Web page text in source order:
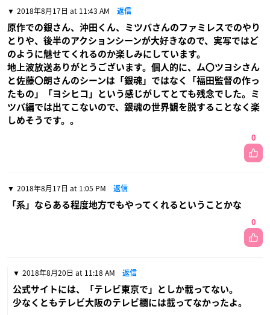
2018年8月17日 at 11:43 AM 返信
原作での銀さん、沖田くん、ミツバさんのファミレスでのやり
とりや、後半のアクションシーンが大好きなので、実写ではど
のように魅せてくれるのか楽しみにしています。
地上波放送ありがとうございます。個人的に、ム〇ツヨシさん
と佐藤〇朗さんのシーンは「銀魂」ではなく「福田監督の作っ
たもの」「ヨシヒコ」という感じがしてとても残念でした。ミ
ツバ編では出てこないので、銀魂の世界観を脱することなく楽
しめそうです。。
0
2018年8月17日 at 1:05 PM 返信
「系」ならある程度地方でもやってくれるということかな
0
2018年8月20日 at 11:18 AM 返信
公式サイトには、「テレビ東京で」としか載ってない。
少なくともテレビ大阪のテレビ欄には載ってなかったよ。